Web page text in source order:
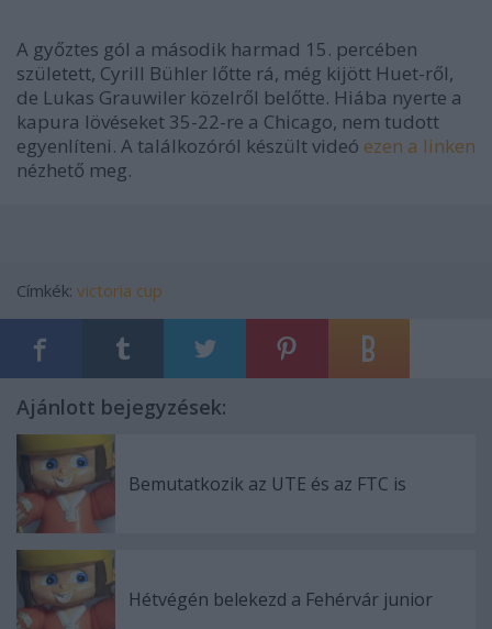
A győztes gól a második harmad 15. percében
született, Cyrill Bühler lőtte rá, még kijött Huet-ről,
de Lukas Grauwiler közelről belőtte. Hiába nyerte a
kapura lövéseket 35-22-re a Chicago, nem tudott
egyenlíteni. A találkozóról készült videó ezen a linken
nézhető meg.
Címkék: victoria cup
Ajánlott bejegyzések:
Bemutatkozik az UTE és az FTC is
Hétvégén belekezd a Fehérvár junior